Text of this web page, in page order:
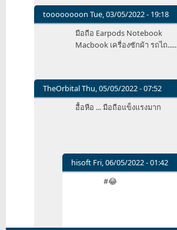
ยัน
รถไถ
toooooooon Tue, 03/05/2022 - 19:18
In
ยัน
รถไถ
มือถือ Earpods Notebook
Macbook เครื่องซักผ้า รถไถ.....
TheOrbitalThu, 05/05/2022 - 07:52
In
อื้อหือ ... มือถือแข็งแรงมาก
hisoft Fri, 06/05/2022 - 01:42
In
#😂